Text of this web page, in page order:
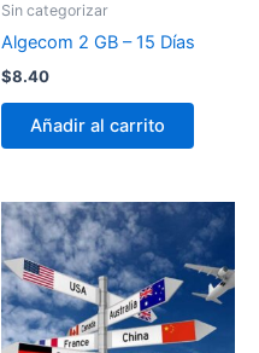
Sin categorizar
Algecom 2 GB – 15 Días
$8.40
Añadir al carrito